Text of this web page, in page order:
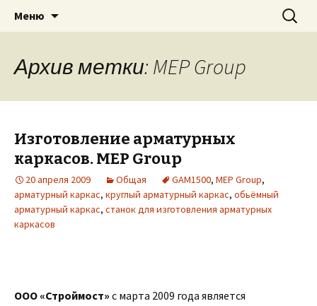
«PILEMASTER» Навесное
оборудование
Для экскаватора: гидробур, землесос,
сваерезка, вибротрамбовка,
стенорезная машина
Меню Найти:
Архив метки: MEP Group
Изготовление арматурных
каркасов. MEP Group
20 апреля 2009 Общая GAM1500, MEP Group,
арматурный каркас, круглый арматурный каркас, обьёмный
арматурный каркас, станок для изготовления арматурных
каркасов
ООО «Строймост» с марта 2009 года является